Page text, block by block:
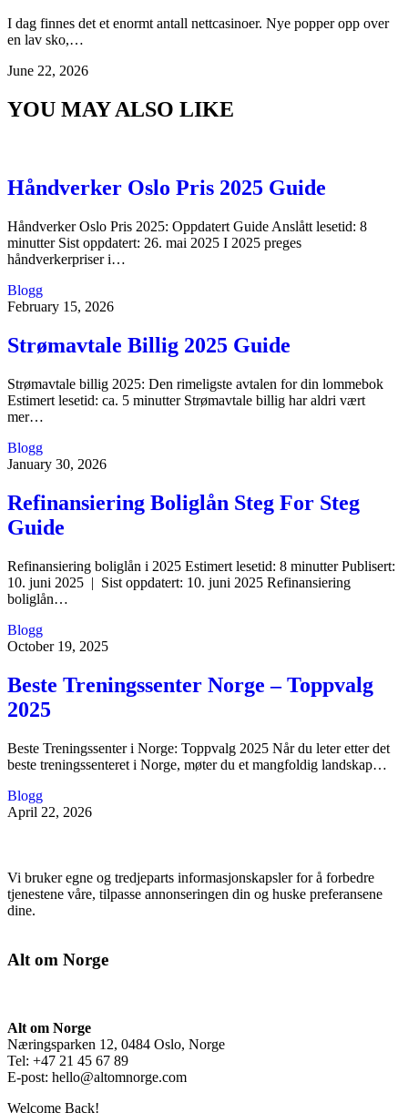
I dag finnes det et enormt antall nettcasinoer. Nye popper opp over
en lav sko,…
June 22, 2026
YOU MAY ALSO LIKE
Håndverker Oslo Pris 2025 Guide
Håndverker Oslo Pris 2025: Oppdatert Guide Anslått lesetid: 8
minutter Sist oppdatert: 26. mai 2025 I 2025 preges
håndverkerpriser i…
Blogg
February 15, 2026
Strømavtale Billig 2025 Guide
Strømavtale billig 2025: Den rimeligste avtalen for din lommebok
Estimert lesetid: ca. 5 minutter Strømavtale billig har aldri vært
mer…
Blogg
January 30, 2026
Refinansiering Boliglån Steg For Steg
Guide
Refinansiering boliglån i 2025 Estimert lesetid: 8 minutter Publisert:
10. juni 2025 | Sist oppdatert: 10. juni 2025 Refinansiering
boliglån…
Blogg
October 19, 2025
Beste Treningssenter Norge – Toppvalg
2025
Beste Treningssenter i Norge: Toppvalg 2025 Når du leter etter det
beste treningssenteret i Norge, møter du et mangfoldig landskap…
Blogg
April 22, 2026
Vi bruker egne og tredjeparts informasjonskapsler for å forbedre
tjenestene våre, tilpasse annonseringen din og huske preferansene
dine.
Alt om Norge
Alt om Norge
Næringsparken 12, 0484 Oslo, Norge
Tel: +47 21 45 67 89
E-post: hello@altomnorge.com
Welcome Back!